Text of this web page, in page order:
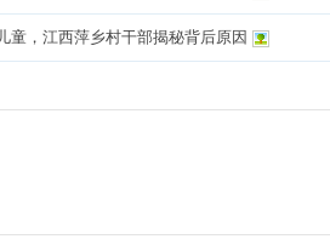
童，江西萍乡村干部揭秘背后原因